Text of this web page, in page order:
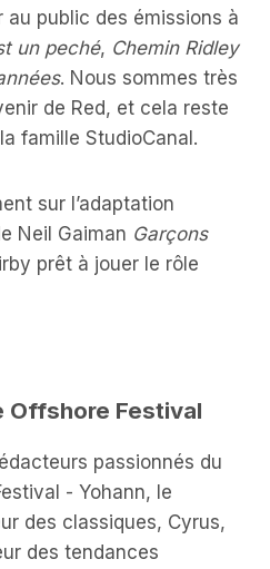
public des émissions à
un peché, Chemin Ridley
. Nous sommes très
de Red, et cela reste
famille StudioCanal.
sur l’adaptation
Neil Gaiman Garçons
prêt à jouer le rôle
Offshore Festival
passionnés du
- Yohann, le
des classiques, Cyrus,
des tendances